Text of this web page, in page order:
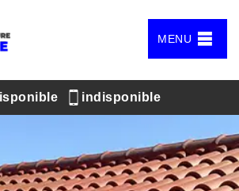
MENU
indisponible